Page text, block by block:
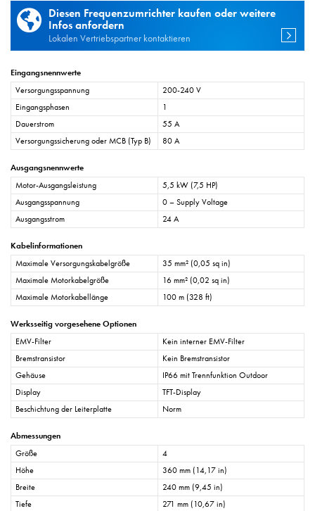
Diesen Frequenzumrichter kaufen oder weitere
Infos anfordern
Lokalen Vertriebspartner kontaktieren
Eingangsnennwerte
Versorgungsspannung
200-240 V
Eingangsphasen
1
Dauerstrom
55 A
Versorgungssicherung oder MCB (Typ B)
80 A
Ausgangsnennwerte
Motor-Ausgangsleistung
5,5 kW (7,5 HP)
Ausgangsspannung
0 – Supply Voltage
Ausgangsstrom
24 A
Kabelinformationen
Maximale Versorgungskabelgröße
35 mm² (0,05 sq in)
Maximale Motorkabelgröße
16 mm² (0,02 sq in)
Maximale Motorkabellänge
100 m (328 ft)
Werksseitig vorgesehene Optionen
EMV-Filter
Kein interner EMV-Filter
Bremstransistor
Kein Bremstransistor
Gehäuse
IP66 mit Trennfunktion Outdoor
Display
TFT-Display
Beschichtung der Leiterplatte
Norm
Abmessungen
Größe
4
Höhe
360 mm (14,17 in)
Breite
240 mm (9,45 in)
Tiefe
271 mm (10,67 in)